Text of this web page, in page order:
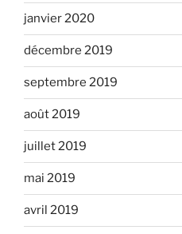
janvier 2020
décembre 2019
septembre 2019
août 2019
juillet 2019
mai 2019
avril 2019